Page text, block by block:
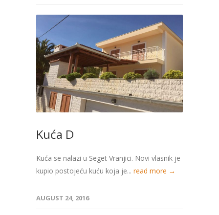
Kuća D
Kuća se nalazi u Seget Vranjici. Novi vlasnik je
kupio postojeću kuću koja je... read more →
AUGUST 24, 2016